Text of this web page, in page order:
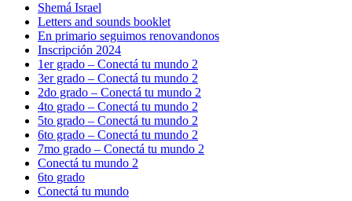
Shemá Israel
Letters and sounds booklet
En primario seguimos renovandonos
Inscripción 2024
1er grado – Conectá tu mundo 2
3er grado – Conectá tu mundo 2
2do grado – Conectá tu mundo 2
4to grado – Conectá tu mundo 2
5to grado – Conectá tu mundo 2
6to grado – Conectá tu mundo 2
7mo grado – Conectá tu mundo 2
Conectá tu mundo 2
6to grado
Conectá tu mundo